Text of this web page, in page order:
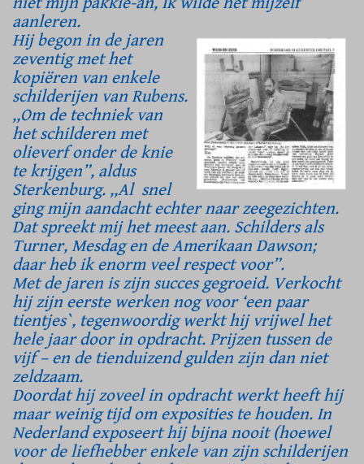
aanleren.
Hij begon in de jaren
zeventig met het
kopiëren van enkele
schilderijen van Rubens.
,,Om de techniek van
het schilderen met
olieverf onder de knie
te krijgen”, aldus
Sterkenburg. ,,Al snel
ging mijn aandacht echter naar zeegezichten.
Dat spreekt mij het meest aan. Schilders als
Turner, Mesdag en de Amerikaan Dawson;
daar heb ik enorm veel respect voor”.
Met de jaren is zijn succes gegroeid. Verkocht
hij zijn eerste werken nog voor ‘een paar
tientjes`, tegenwoordig werkt hij vrijwel het
hele jaar door in opdracht. Prijzen tussen de
vijf – en de tienduizend gulden zijn dan niet
zeldzaam.
Doordat hij zoveel in opdracht werkt heeft hij
maar weinig tijd om exposities te houden. In
Nederland exposeert hij bijna nooit (hoewel
voor de liefhebber enkele van zijn schilderijen